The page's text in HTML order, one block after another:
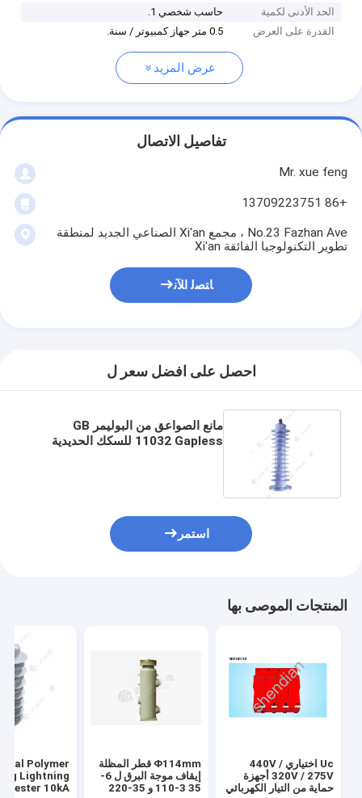
الحد الأدنى لكمية
حاسب شخصي 1.
القدرة على العرض
0.5 متر جهاز كمبيوتر / سنة.
عرض المزيد
تفاصيل الاتصال
Mr. xue feng
+86 13709223751
No.23 Fazhan Ave ، مجمع Xi'an الصناعي الجديد لمنطقة
تطوير التكنولوجيا الفائقة Xi'an
ﺎﺘﺼﻟ ﺍﻶﻧ
احصل على افضل سعر ل
مانع الصواعق من البوليمر GB
11032 Gapless للسكك الحديدية
استمر
المنتجات الموصى بها
Uc اختياري 440V /
320V / 275V أجهزة
حماية من التيار الكهربائي
Φ114mm قطر المظلة
إيقاف موجة البرق ل 6-
35 3-110 و 35-220
Polymer
Lightning
10kA